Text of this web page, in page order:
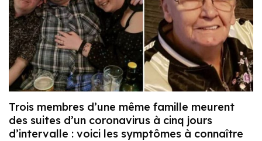
Trois membres d’une même famille meurent
des suites d’un coronavirus à cinq jours
d’intervalle : voici les symptômes à connaître